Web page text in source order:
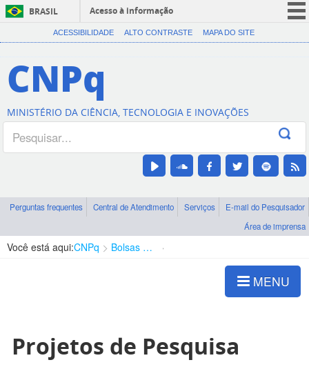
BRASIL
Acesso à informação
CORONAVÍRUS (COVID-19)
Canais
ACESSIBILIDADE ALTO CONTRASTE MAPA DO SITE
CNPq
MINISTÉRIO DA CIÊNCIA, TECNOLOGIA E INOVAÇÕES
Perguntas frequentes Central de Atendimento Serviços
E-mail do Pesquisador
Área de imprensa
Você está aqui:CNPq Bolsas e Auxílios Vigentes
MENU
Projetos de Pesquisa